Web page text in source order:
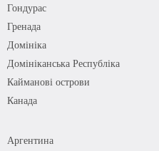
Гондурас
Гренада
Домініка
Домініканська Республіка
Кайманові острови
Канада
Аргентина